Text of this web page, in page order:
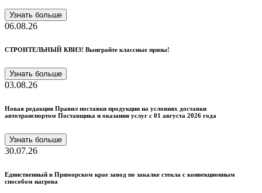
Узнать больше
06.08.26
СТРОИТЕЛЬНЫЙ КВИЗ! Выиграйте классные призы!
Узнать больше
03.08.26
Новая редакция Правил поставки продукции на условиях доставки
автотранспортом Поставщика и оказания услуг с 01 августа 2026 года
Узнать больше
30.07.26
Единственный в Приморском крае завод по закалке стекла с конвекционным
способом нагрева